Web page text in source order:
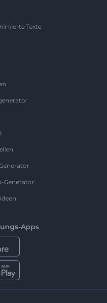
Texte
Generator
Apps